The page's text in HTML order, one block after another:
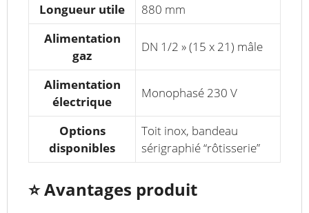
Longueur utile
880 mm
Alimentation
gaz
DN 1/2 » (15 x 21) mâle
Alimentation
électrique
Monophasé 230 V
Options
disponibles
Toit inox, bandeau
sérigraphié “rôtisserie”
⭐Avantages produit